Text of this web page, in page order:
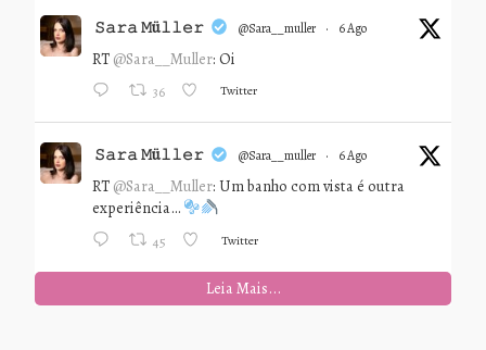
𝚂𝚊𝚛𝚊 𝙼ü𝚕𝚕𝚎𝚛 @sara__muller · 6 Ago
RT @Sara__Muller: Oi
36 Twitter
𝚂𝚊𝚛𝚊 𝙼ü𝚕𝚕𝚎𝚛 @sara__muller · 6 Ago
RT @Sara__Muller: Um banho com vista é outra
experiência…
45 Twitter
Leia Mais...